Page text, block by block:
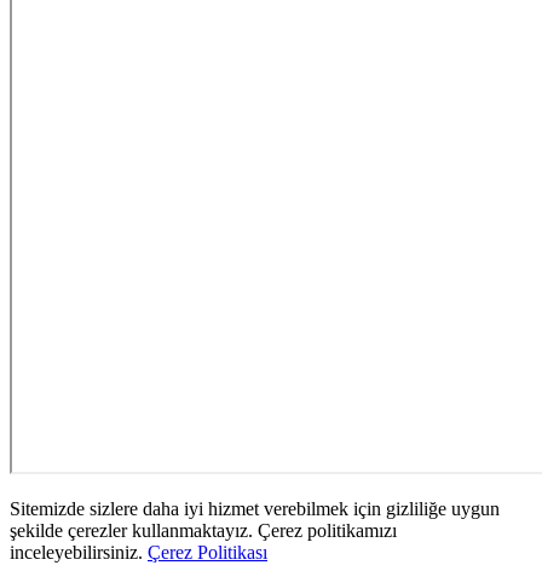
Sitemizde sizlere daha iyi hizmet verebilmek için gizliliğe uygun
şekilde çerezler kullanmaktayız. Çerez politikamızı
inceleyebilirsiniz. Çerez Politikası